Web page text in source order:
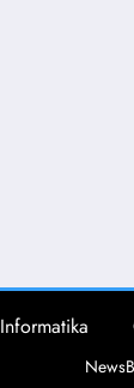
Informatika